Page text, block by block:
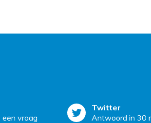
een vraag
Twitter
Antwoord in 30